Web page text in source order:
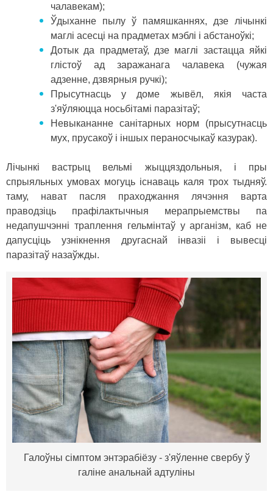
чалавекам);
Ўдыханне пылу ў памяшканнях, дзе лічынкі
маглі асесці на прадметах мэблі і абстаноўкі;
Дотык да прадметаў, дзе маглі застацца яйкі
глістоў ад заражанага чалавека (чужая
адзенне, дзвярныя ручкі);
Прысутнасць у доме жывёл, якія часта
з'яўляюцца носьбітамі паразітаў;
Невыкананне санітарных норм (прысутнасць
мух, прусакоў і іншых пераносчыкаў казурак).
Лічынкі вастрыц вельмі жыццяздольныя, і пры
спрыяльных умовах могуць існаваць каля трох тыдняў.
таму, нават пасля праходжання лячэння варта
праводзіць прафілактычныя мерапрыемствы па
недапушчэнні траплення гельмінтаў у арганізм, каб не
дапусціць узнікнення другаснай інвазіі і вывесці
паразітаў назаўжды.
Галоўны сімптом энтэрабіёзу - з'яўленне свербу ў
галіне анальнай адтуліны